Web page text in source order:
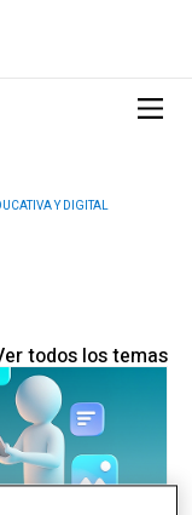
Y DIGITAL
todos los temas